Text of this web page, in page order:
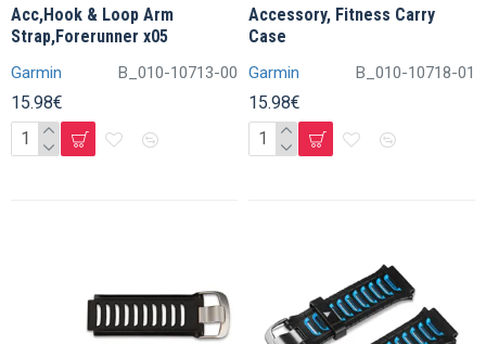
Garmin B_010-10713-00
Acc,Hook & Loop Arm
Strap,Forerunner x05
15.98€
Garmin B_010-10718-01
Accessory, Fitness Carry
Case
15.98€